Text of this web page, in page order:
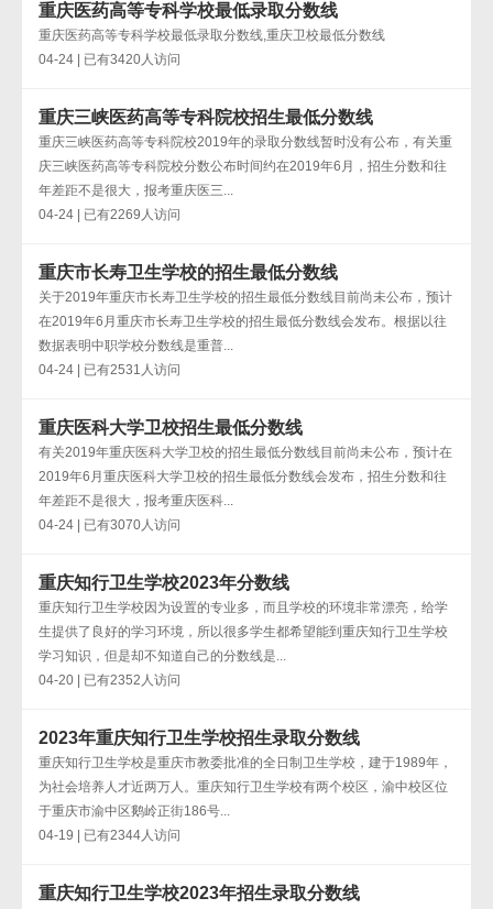
重庆医药高等专科学校最低录取分数线
重庆医药高等专科学校最低录取分数线,重庆卫校最低分数线
04-24 | 已有3420人访问
重庆三峡医药高等专科院校招生最低分数线
重庆三峡医药高等专科院校2019年的录取分数线暂时没有公布，有关重
庆三峡医药高等专科院校分数公布时间约在2019年6月，招生分数和往
年差距不是很大，报考重庆医三...
04-24 | 已有2269人访问
重庆市长寿卫生学校的招生最低分数线
关于2019年重庆市长寿卫生学校的招生最低分数线目前尚未公布，预计
在2019年6月重庆市长寿卫生学校的招生最低分数线会发布。根据以往
数据表明中职学校分数线是重普...
04-24 | 已有2531人访问
重庆医科大学卫校招生最低分数线
有关2019年重庆医科大学卫校的招生最低分数线目前尚未公布，预计在
2019年6月重庆医科大学卫校的招生最低分数线会发布，招生分数和往
年差距不是很大，报考重庆医科...
04-24 | 已有3070人访问
重庆知行卫生学校2023年分数线
重庆知行卫生学校因为设置的专业多，而且学校的环境非常漂亮，给学
生提供了良好的学习环境，所以很多学生都希望能到重庆知行卫生学校
学习知识，但是却不知道自己的分数线是...
04-20 | 已有2352人访问
2023年重庆知行卫生学校招生录取分数线
重庆知行卫生学校是重庆市教委批准的全日制卫生学校，建于1989年，
为社会培养人才近两万人。重庆知行卫生学校​有两个校区，渝中校区位
于重庆市渝中区鹅岭正街186号...
04-19 | 已有2344人访问
重庆知行卫生学校2023年招生录取分数线